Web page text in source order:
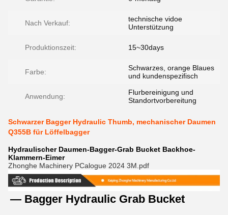
Nach Verkauf:
technische vidoe
Unterstützung
Produktionszeit: 15~30days
Farbe:
Schwarzes, orange Blaues
und kundenspezifisch
Anwendung:
Flurbereinigung und
Standortvorbereitung
Schwarzer Bagger Hydraulic Thumb, mechanischer Daumen
Q355B für Löffelbagger
Hydraulischer Daumen-Bagger-Grab Bucket Backhoe-
Klammern-Eimer
Zhonghe Machinery PCalogue 2024 3M.pdf
— Bagger Hydraulic Grab Bucket